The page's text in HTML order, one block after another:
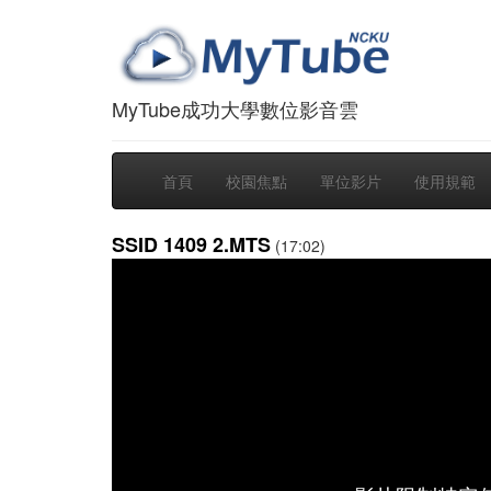
MyTube成功大學數位影音雲
首頁 校園焦點 單位影片 使用規範
SSID 1409 2.MTS (17:02)